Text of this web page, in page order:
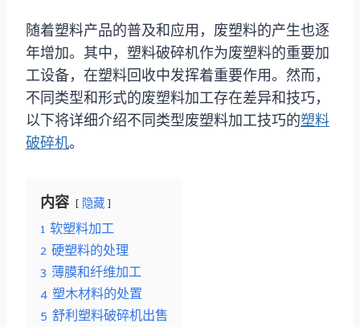
随着塑料产品的普及和应用，废塑料的产生也逐
年增加。其中，塑料破碎机作为废塑料的重要加
工设备，在塑料回收中发挥着重要作用。然而，
不同类型和形式的废塑料加工存在差异和技巧，
以下将详细介绍不同类型废塑料加工技巧的塑料
破碎机。
内容 隐藏
1 软塑料加工
2 硬塑料的处理
3 薄膜和纤维加工
4 塑木材料的处置
5 舒利塑料破碎机出售